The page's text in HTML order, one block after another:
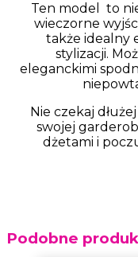
Ten model to
wieczorne
także idealny
stylizacji.
eleganckimi
Nie czekaj
swojej
dżetami i
Podobne